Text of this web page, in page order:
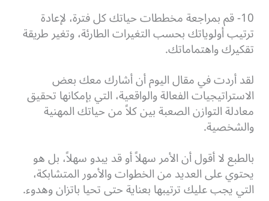
10- قم بمراجعة مخططات حياتك كل فترة، لإعادة
ترتيب أولوياتك بحسب التغيرات الطارئة، وتغير طريقة
تقكيرك واهتماماتك.
لقد أردت في مقال اليوم أن أشارك معك بعض
الاستراتيجيات الفعالة والواقعية، التي بإمكانها تحقيق
معادلة التوازن الصعبة بين كلاً من حياتك المهنية
والشخصية.
بالطبع لا أقول أن الأمر سهلاً أو قد يبدو سهلاً، بل هو
يحتوي على العديد من الخطوات والأمور المتشابكة،
التي يجب عليك ترتيبها بعناية حتى تحيا باتزان وهدوء.